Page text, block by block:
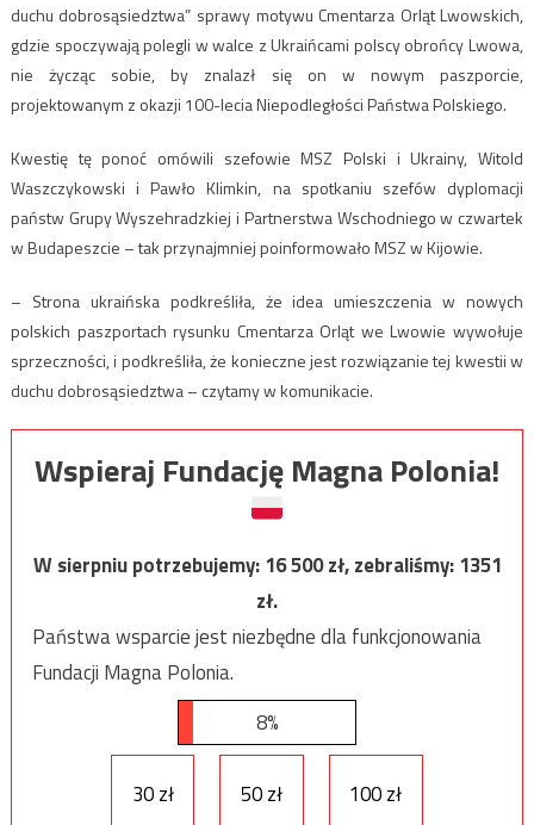
duchu dobrosąsiedztwa” sprawy motywu Cmentarza Orląt Lwowskich,
gdzie spoczywają polegli w walce z Ukraińcami polscy obrońcy Lwowa,
nie życząc sobie, by znalazł się on w nowym paszporcie,
projektowanym z okazji 100-lecia Niepodległości Państwa Polskiego.
Kwestię tę ponoć omówili szefowie MSZ Polski i Ukrainy, Witold
Waszczykowski i Pawło Klimkin, na spotkaniu szefów dyplomacji
państw Grupy Wyszehradzkiej i Partnerstwa Wschodniego w czwartek
w Budapeszcie – tak przynajmniej poinformowało MSZ w Kijowie.
– Strona ukraińska podkreśliła, że idea umieszczenia w nowych
polskich paszportach rysunku Cmentarza Orląt we Lwowie wywołuje
sprzeczności, i podkreśliła, że konieczne jest rozwiązanie tej kwestii w
duchu dobrosąsiedztwa – czytamy w komunikacie.
Wspieraj Fundację Magna Polonia!
W sierpniu potrzebujemy:16 500zł, zebraliśmy:1351
zł.
Państwa wsparcie jest niezbędne dla funkcjonowania
Fundacji Magna Polonia.
8%
30 zł 50 zł 100 zł